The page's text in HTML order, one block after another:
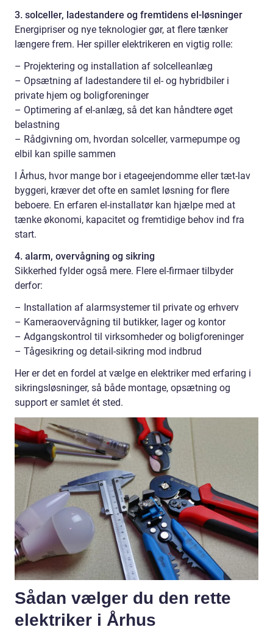
3. solceller, ladestandere og fremtidens el-løsninger
Energipriser og nye teknologier gør, at flere tænker
længere frem. Her spiller elektrikeren en vigtig rolle:
– Projektering og installation af solcelleanlæg
– Opsætning af ladestandere til el- og hybridbiler i
private hjem og boligforeninger
– Optimering af el-anlæg, så det kan håndtere øget
belastning
– Rådgivning om, hvordan solceller, varmepumpe og
elbil kan spille sammen
I Århus, hvor mange bor i etageejendomme eller tæt-lav
byggeri, kræver det ofte en samlet løsning for flere
beboere. En erfaren el-installatør kan hjælpe med at
tænke økonomi, kapacitet og fremtidige behov ind fra
start.
4. alarm, overvågning og sikring
Sikkerhed fylder også mere. Flere el-firmaer tilbyder
derfor:
– Installation af alarmsystemer til private og erhverv
– Kameraovervågning til butikker, lager og kontor
– Adgangskontrol til virksomheder og boligforeninger
– Tågesikring og detail-sikring mod indbrud
Her er det en fordel at vælge en elektriker med erfaring i
sikringsløsninger, så både montage, opsætning og
support er samlet ét sted.
Sådan vælger du den rette
elektriker i Århus